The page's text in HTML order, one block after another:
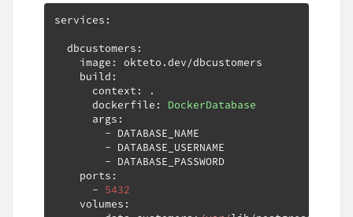
services :
  dbcustomers
:
    image
: okteto .dev/dbcustomers
    build
:
      context
:
.
      dockerfile
:
DockerDatabase
      args
:
- DATABASE_NAME
- DATABASE_USERNAME
- DATABASE_PASSWORD
    ports
:
- 5432
    volumes
: